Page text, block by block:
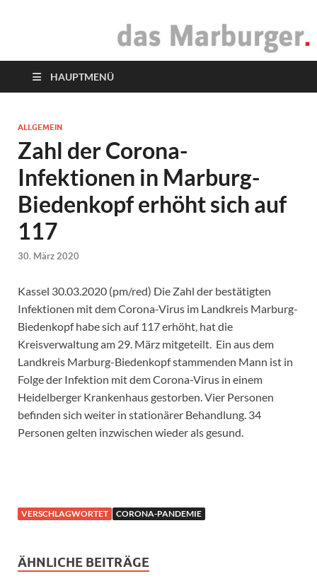
das Marburger.
HAUPTMENÜ
ALLGEMEIN
Zahl der Corona-
Infektionen in Marburg-
Biedenkopf erhöht sich auf
117
30. März 2020
Kassel 30.03.2020 (pm/red) Die Zahl der bestätigten
Infektionen mit dem Corona-Virus im Landkreis Marburg-
Biedenkopf habe sich auf 117 erhöht, hat die
Kreisverwaltung am 29. März mitgeteilt. Ein aus dem
Landkreis Marburg-Biedenkopf stammenden Mann ist in
Folge der Infektion mit dem Corona-Virus in einem
Heidelberger Krankenhaus gestorben. Vier Personen
befinden sich weiter in stationärer Behandlung. 34
Personen gelten inzwischen wieder als gesund.
VERSCHLAGWORTET CORONA-PANDEMIE
ÄHNLICHE BEITRÄGE